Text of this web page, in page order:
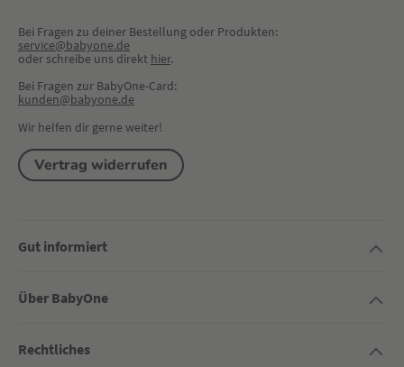
Bei Fragen zu deiner Bestellung oder Produkten:
service@babyone.de
oder schreibe uns direkt hier.
Bei Fragen zur BabyOne-Card:
kunden@babyone.de
Wir helfen dir gerne weiter!
Vertrag widerrufen
Gut informiert
Über BabyOne
Rechtliches